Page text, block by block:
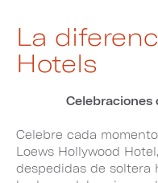
La
Hotels
Celebraciones
Celebre cada
Loews Hollywood
despedidas de soltera